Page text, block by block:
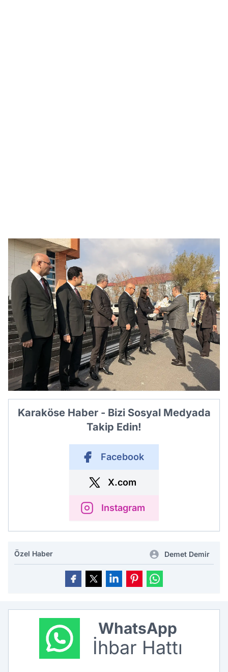
Karaköse Haber - Bizi Sosyal Medyada
Takip Edin!
Facebook
X.com
Instagram
Özel Haber Demet Demir
WhatsApp
İhbar Hattı